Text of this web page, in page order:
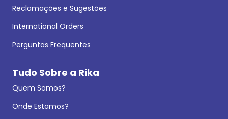
Reclamações e Sugestões
International Orders
Perguntas Frequentes
Tudo Sobre a Rika
Quem Somos?
Onde Estamos?